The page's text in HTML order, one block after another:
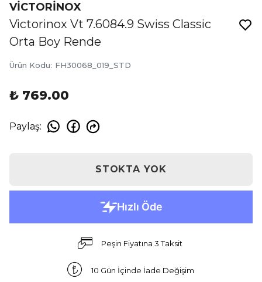
VİCTORİNOX
Victorinox Vt 7.6084.9 Swiss Classic
Orta Boy Rende
Ürün Kodu: FH30068_019_STD
₺ 769.00
Paylaş:
STOKTA YOK
Peşin Fiyatına 3 Taksit
10 Gün İçinde İade Değişim